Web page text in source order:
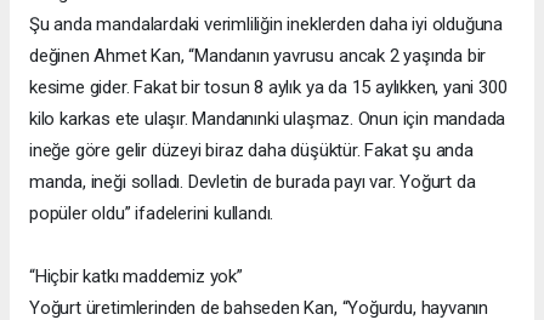
Şu anda mandalardaki verimliliğin ineklerden daha iyi olduğuna
değinen Ahmet Kan, “Mandanın yavrusu ancak 2 yaşında bir
kesime gider. Fakat bir tosun 8 aylık ya da 15 aylıkken, yani 300
kilo karkas ete ulaşır. Mandanınki ulaşmaz. Onun için mandada
ineğe göre gelir düzeyi biraz daha düşüktür. Fakat şu anda
manda, ineği solladı. Devletin de burada payı var. Yoğurt da
popüler oldu” ifadelerini kullandı.
“Hiçbir katkı maddemiz yok”
Yoğurt üretimlerinden de bahseden Kan, “Yoğurdu, hayvanın